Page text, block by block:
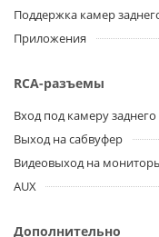
Поддержка камер
Приложения
RCA-разъемы
Вход под камеру заднего
Выход на сабвуфер
Видеовыход на
AUX
Дополнительно